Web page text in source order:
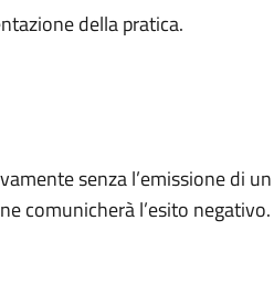
della pratica.
senza l’emissione di un
comunicherà l’esito negativo.